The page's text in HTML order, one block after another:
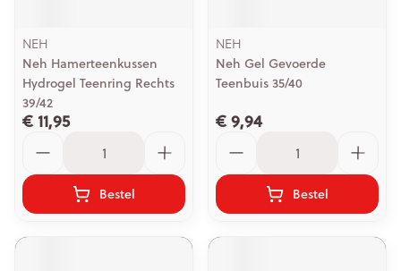
NEH
Neh Hamerteenkussen
Hydrogel Teenring Rechts
39/42
€ 11,95
Bestel
NEH
Neh Gel Gevoerde
Teenbuis 35/40
€ 9,94
Bestel